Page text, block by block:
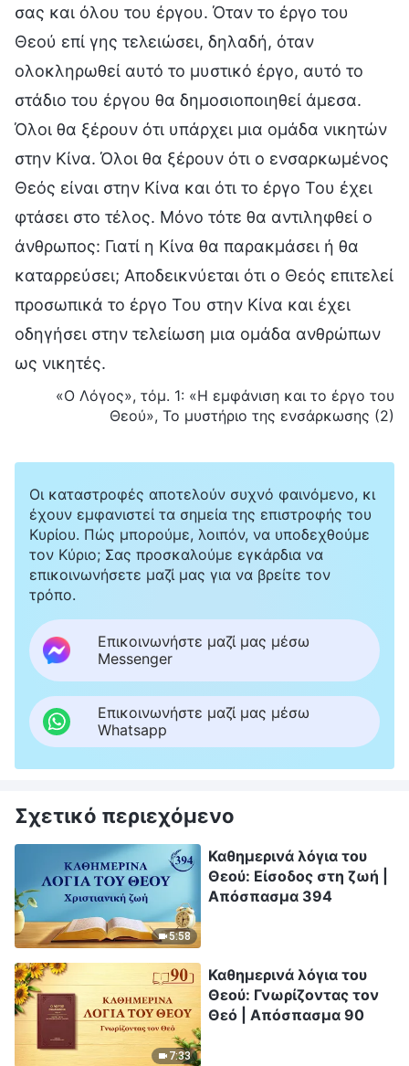
σας και όλου του έργου. Όταν το έργο του
Θεού επί γης τελειώσει, δηλαδή, όταν
ολοκληρωθεί αυτό το μυστικό έργο, αυτό το
στάδιο του έργου θα δημοσιοποιηθεί άμεσα.
Όλοι θα ξέρουν ότι υπάρχει μια ομάδα νικητών
στην Κίνα. Όλοι θα ξέρουν ότι ο ενσαρκωμένος
Θεός είναι στην Κίνα και ότι το έργο Του έχει
φτάσει στο τέλος. Μόνο τότε θα αντιληφθεί ο
άνθρωπος: Γιατί η Κίνα θα παρακμάσει ή θα
καταρρεύσει; Αποδεικνύεται ότι ο Θεός επιτελεί
προσωπικά το έργο Του στην Κίνα και έχει
οδηγήσει στην τελείωση μια ομάδα ανθρώπων
ως νικητές.
«Ο Λόγος», τόμ. 1: «Η εμφάνιση και το έργο του
Θεού», Το μυστήριο της ενσάρκωσης (2)
Οι καταστροφές αποτελούν συχνό φαινόμενο, κι
έχουν εμφανιστεί τα σημεία της επιστροφής του
Κυρίου. Πώς μπορούμε, λοιπόν, να υποδεχθούμε
τον Κύριο; Σας προσκαλούμε εγκάρδια να
επικοινωνήσετε μαζί μας για να βρείτε τον
τρόπο.
Επικοινωνήστε μαζί μας μέσω
Messenger
Επικοινωνήστε μαζί μας μέσω
Whatsapp
Σχετικό περιεχόμενο
5:58
Καθημερινά λόγια του
Θεού: Είσοδος στη ζωή |
Απόσπασμα 394
7:33
Καθημερινά λόγια του
Θεού: Γνωρίζοντας τον
Θεό | Απόσπασμα 90